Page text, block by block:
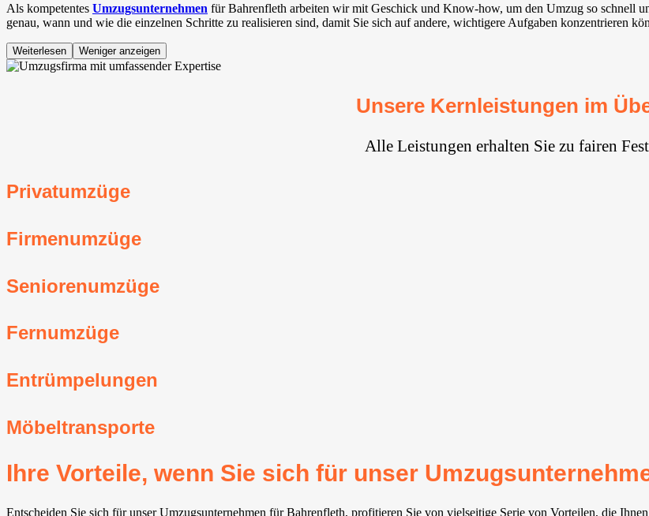
Als kompetentes Umzugsunternehmen für Bahrenfleth arbeiten wir mit Geschick und Know-how, um den Umzug so schnell
genau, wann und wie die einzelnen Schritte zu realisieren sind, damit Sie sich auf andere, wichtigere Aufgaben konzentrieren
Weiterlesen Weniger anzeigen
Unsere Kernleistungen im
Alle Leistungen erhalten Sie zu fairen
Privatumzüge
Firmenumzüge
Seniorenumzüge
Fernumzüge
Entrümpelungen
Möbeltransporte
Ihre Vorteile, wenn Sie sich für unser
Entscheiden Sie sich für unser Umzugsunternehmen für Bahrenfleth, profitieren Sie von vielseitige Serie von Vorteilen, die